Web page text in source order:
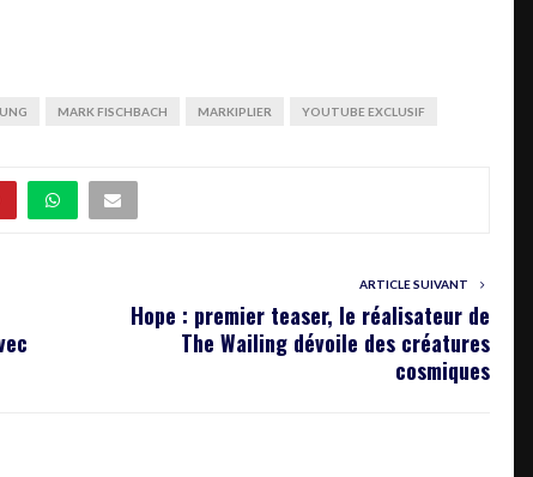
MARK FISCHBACH MARKIPLIER YOUTUBE EXCLUSIF
ARTICLE SUIVANT
Hope : premier teaser, le réalisateur de
The Wailing dévoile des créatures
cosmiques